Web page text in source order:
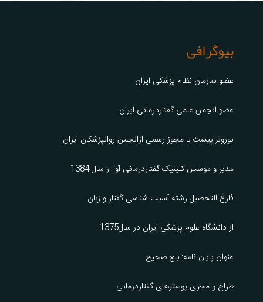
بیوگرافی
عضو سازمان نظام پزشکی ایران
عضو انجمن علمی گفتاردرمانی ایران
نوروتراپیست با مجوز رسمی ازانجمن روانپزشکان ایران
مدیر و موسس کلینیک گفتاردرمانی آوا از سال 1384
فارغ التحصیل رشته آسیب شناسی گفتار و زبان
از دانشگاه علوم پزشکی ایران در سال1375
عنوان پایان نامه: بلع صحیح
طراح و مجری پوسترهای گفتاردرمانی